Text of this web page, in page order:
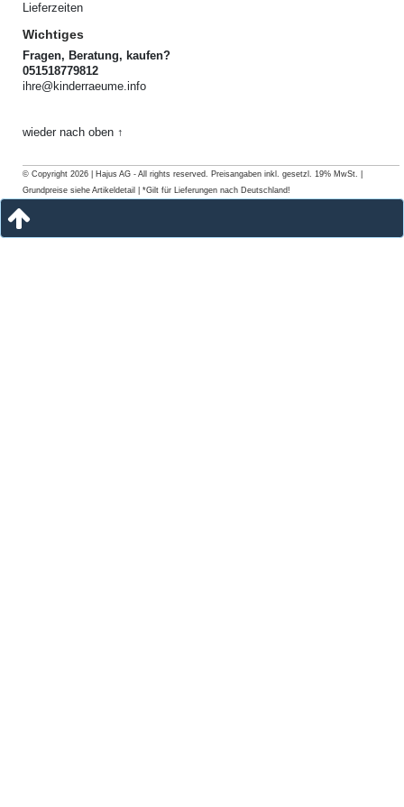
Lieferzeiten
Wichtiges
Fragen, Beratung, kaufen?
051518779812
ihre@kinderraeume.info
wieder nach oben ↑
© Copyright 2026 | Hajus AG - All rights reserved. Preisangaben inkl. gesetzl. 19% MwSt. |
Grundpreise siehe Artikeldetail | *Gilt für Lieferungen nach Deutschland!